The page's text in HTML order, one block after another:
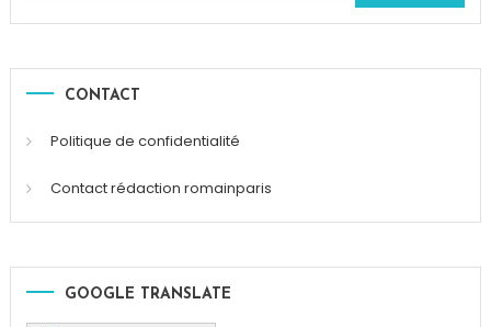
CONTACT
Politique de confidentialité
Contact rédaction romainparis
GOOGLE TRANSLATE